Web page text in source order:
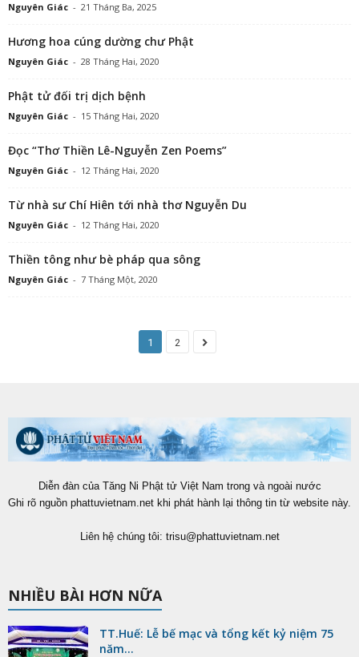
Nguyên Giác - 21 Tháng Ba, 2025
Hương hoa cúng dường chư Phật
Nguyên Giác - 28 Tháng Hai, 2020
Phật tử đối trị dịch bệnh
Nguyên Giác - 15 Tháng Hai, 2020
Đọc “Thơ Thiền Lê-Nguyễn Zen Poems”
Nguyên Giác - 12 Tháng Hai, 2020
Từ nhà sư Chí Hiên tới nhà thơ Nguyễn Du
Nguyên Giác - 12 Tháng Hai, 2020
Thiền tông như bè pháp qua sông
Nguyên Giác - 7 Tháng Một, 2020
1 2
Diễn đàn của Tăng Ni Phật tử Việt Nam trong và ngoài nước
Ghi rõ nguồn phattuvietnam.net khi phát hành lại thông tin từ website này.
Liên hệ chúng tôi: trisu@phattuvietnam.net
NHIỀU BÀI HƠN NỮA
TT.Huế: Lễ bế mạc và tổng kết kỷ niệm 75
năm...